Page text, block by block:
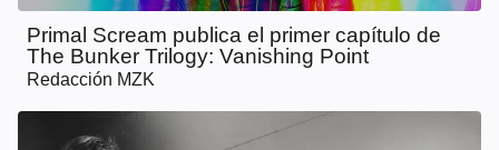
Primal Scream publica el primer capítulo de
The Bunker Trilogy: Vanishing Point
Redacción MZK